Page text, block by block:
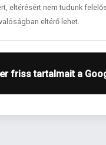
eltérésért nem tudunk
eltérő lehet.
friss tartalmait a